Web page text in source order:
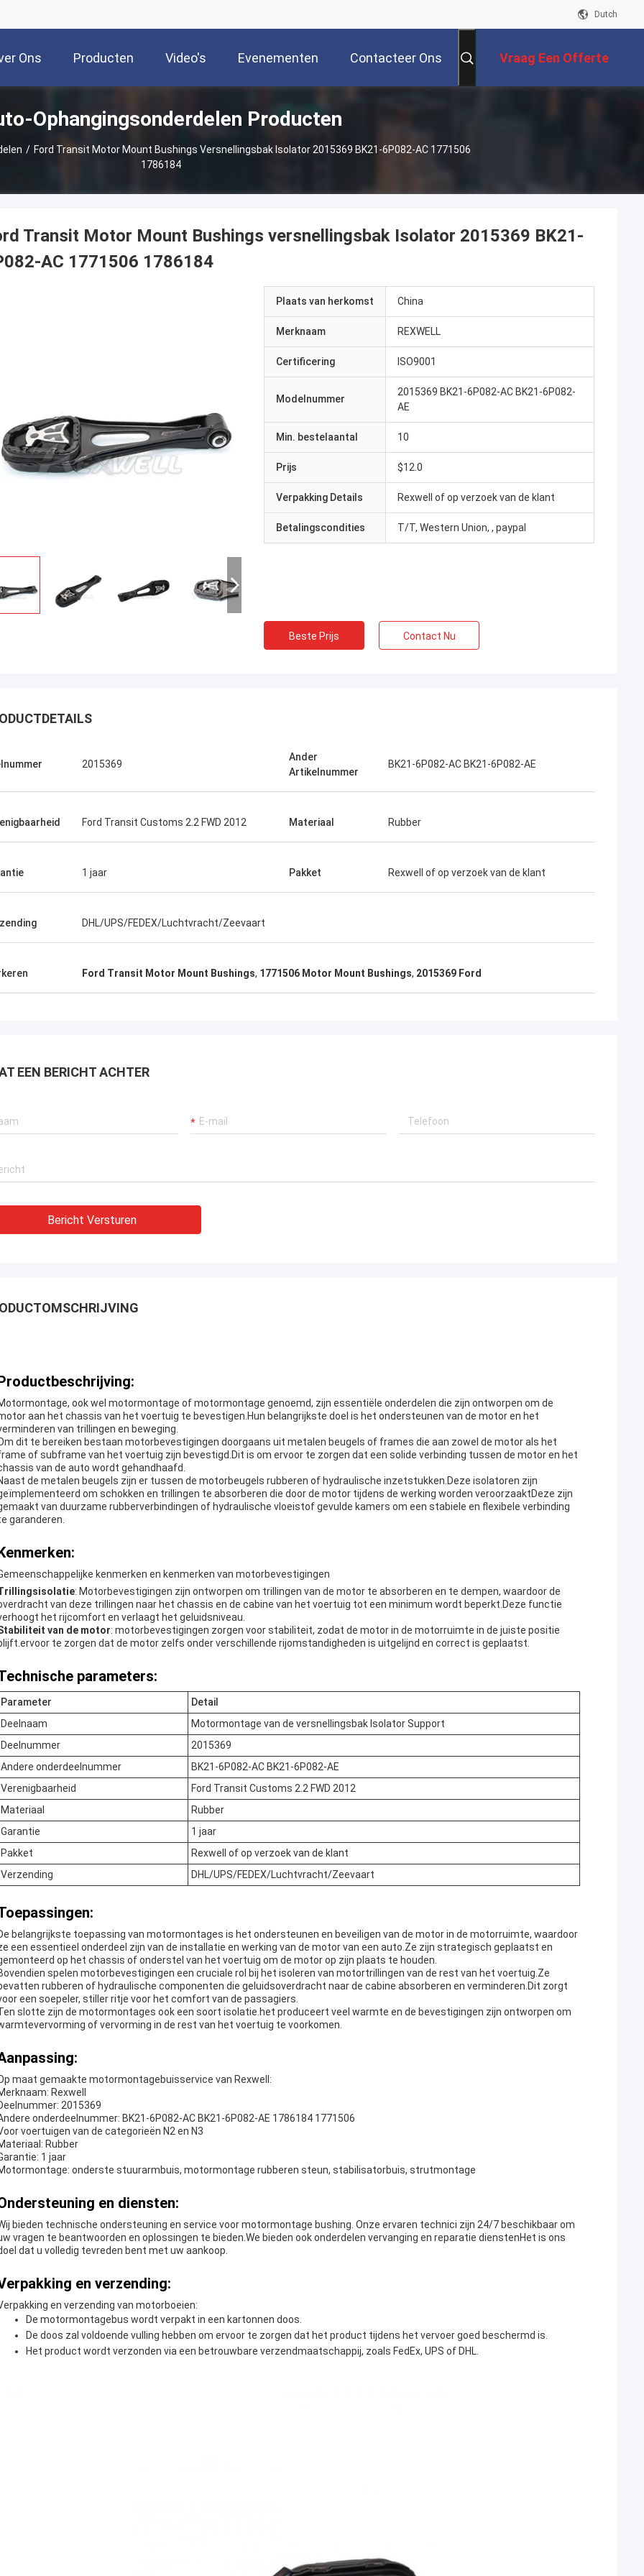
Dutch
Ons Producten Video's Evenementen Contacteer Ons Vraag Een Offerte
Ophangingsonderdelen Producten
/ Ford Transit Motor Mount Bushings Versnellingsbak Isolator 2015369 BK21-6P082-AC 1771506
1786184
Transit Motor Mount Bushings versnellingsbak Isolator 2015369 BK21-
AC 1771506 1786184
Plaats van herkomst China
Merknaam REXWELL
Certificering ISO9001
Modelnummer
2015369 BK21-6P082-AC BK21-6P082-
AE
Min. bestelaantal 10
Prijs $12.0
Verpakking Details Rexwell of op verzoek van de klant
Betalingscondities T/T, Western Union, , paypal
Beste Prijs Contact Nu
2015369
Ander
Artikelnummer
BK21-6P082-AC BK21-6P082-AE
Ford Transit Customs 2.2 FWD 2012 Materiaal Rubber
1 jaar Pakket Rexwell of op verzoek van de klant
DHL/UPS/FEDEX/Luchtvracht/Zeevaart
Ford Transit Motor Mount Bushings, 1771506 Motor Mount Bushings, 2015369 Ford
EEN BERICHT ACHTER
Bericht Versturen
ook wel motormontage of motormontage genoemd, zijn essentiële onderdelen die zijn ontworpen om de
aan het chassis van het voertuig te bevestigen.Hun belangrijkste doel is het ondersteunen van de motor en het
van trillingen en beweging.
dit te bereiken bestaan motorbevestigingen doorgaans uit metalen beugels of frames die aan zowel de motor als het
of subframe van het voertuig zijn bevestigd.Dit is om ervoor te zorgen dat een solide verbinding tussen de motor en het
van de auto wordt gehandhaafd.
de metalen beugels zijn er tussen de motorbeugels rubberen of hydraulische inzetstukken.Deze isolatoren zijn
om schokken en trillingen te absorberen die door de motor tijdens de werking worden veroorzaaktDeze zijn
van duurzame rubberverbindingen of hydraulische vloeistof gevulde kamers om een stabiele en flexibele verbinding
garanderen.
kenmerken en kenmerken van motorbevestigingen
: Motorbevestigingen zijn ontworpen om trillingen van de motor te absorberen en te dempen, waardoor de
van deze trillingen naar het chassis en de cabine van het voertuig tot een minimum wordt beperkt.Deze functie
het rijcomfort en verlaagt het geluidsniveau.
van de motor: motorbevestigingen zorgen voor stabiliteit, zodat de motor in de motorruimte in de juiste positie
te zorgen dat de motor zelfs onder verschillende rijomstandigheden is uitgelijnd en correct is geplaatst.
parameters:
Parameter
Detail
Deelnaam
Motormontage van de versnellingsbak Isolator Support
Deelnummer
2015369
Andere onderdeelnummer
BK21-6P082-AC BK21-6P082-AE
Verenigbaarheid
Ford Transit Customs 2.2 FWD 2012
Materiaal
Rubber
Garantie
1 jaar
Pakket
Rexwell of op verzoek van de klant
Verzending
DHL/UPS/FEDEX/Luchtvracht/Zeevaart
belangrijkste toepassing van motormontages is het ondersteunen en beveiligen van de motor in de motorruimte, waardoor
een essentieel onderdeel zijn van de installatie en werking van de motor van een auto.Ze zijn strategisch geplaatst en
op het chassis of onderstel van het voertuig om de motor op zijn plaats te houden.
spelen motorbevestigingen een cruciale rol bij het isoleren van motortrillingen van de rest van het voertuig.Ze
rubberen of hydraulische componenten die geluidsoverdracht naar de cabine absorberen en verminderen.Dit zorgt
een soepeler, stiller ritje voor het comfort van de passagiers.
slotte zijn de motormontages ook een soort isolatie.het produceert veel warmte en de bevestigingen zijn ontworpen om
of vervorming in de rest van het voertuig te voorkomen.
maat gemaakte motormontagebuisservice van Rexwell:
Rexwell
2015369
onderdeelnummer: BK21-6P082-AC BK21-6P082-AE 1786184 1771506
voertuigen van de categorieën N2 en N3
Rubber
1 jaar
onderste stuurarmbuis, motormontage rubberen steun, stabilisatorbuis, strutmontage
en diensten:
bieden technische ondersteuning en service voor motormontage bushing. Onze ervaren technici zijn 24/7 beschikbaar om
vragen te beantwoorden en oplossingen te bieden.We bieden ook onderdelen vervanging en reparatie dienstenHet is ons
dat u volledig tevreden bent met uw aankoop.
en verzending:
en verzending van motorboeien:
De motormontagebus wordt verpakt in een kartonnen doos.
De doos zal voldoende vulling hebben om ervoor te zorgen dat het product tijdens het vervoer goed beschermd is.
Het product wordt verzonden via een betrouwbare verzendmaatschappij, zoals FedEx, UPS of DHL.